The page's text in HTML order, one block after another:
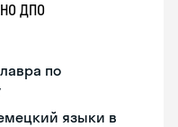
ДПО
по
языки в